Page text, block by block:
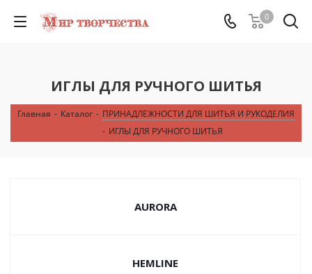
0
ИГЛЫ ДЛЯ РУЧНОГО ШИТЬЯ
Главная - Каталог - ПРИНАДЛЕЖНОСТИ ДЛЯ ШИТЬЯ И РУКОДЕЛИЯ
- ИГЛЫ ДЛЯ РУЧНОГО ШИТЬЯ
AURORA
HEMLINE